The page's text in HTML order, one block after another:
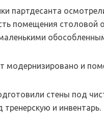
партдесанта
помещения столовой
модернизировано и
стены под
и инвентарь.